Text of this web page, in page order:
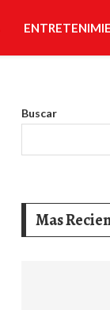
Buscar
Mas